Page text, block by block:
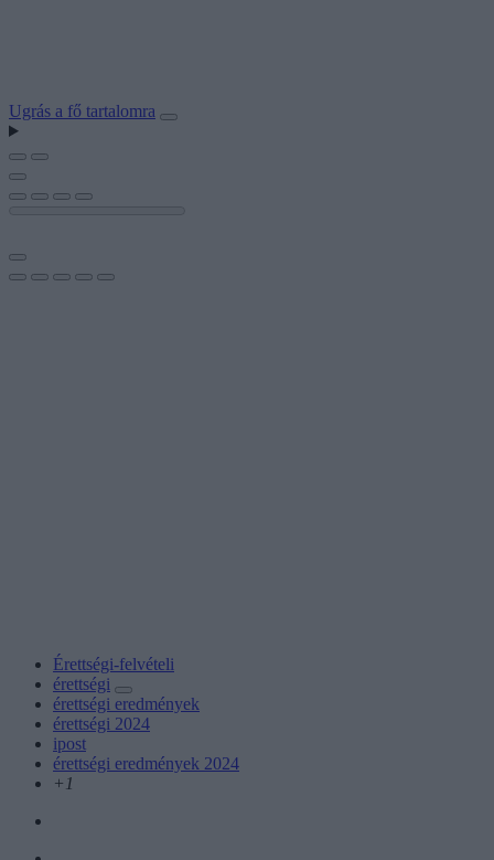
Ugrás a fő tartalomra
Érettségi-felvételi
érettségi
érettségi eredmények
érettségi 2024
ipost
érettségi eredmények 2024
+1